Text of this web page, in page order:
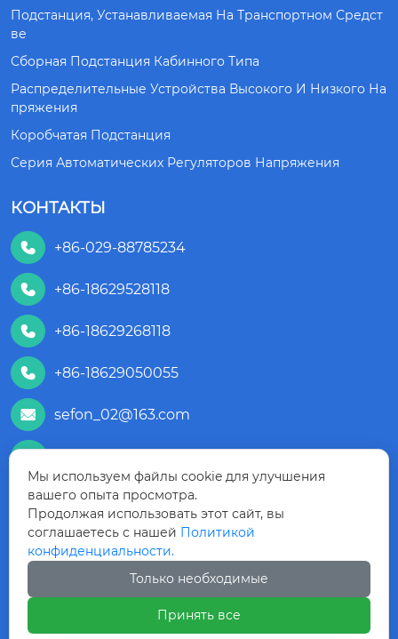
Подстанция, Устанавливаемая На Транспортном Средст
Ве
Сборная Подстанция Кабинного Типа
Распределительные Устройства Высокого И Низкого На
Пряжения
Коробчатая Подстанция
Серия Автоматических Регуляторов Напряжения
КОНТАКТЫ
 +86-029-88785234
 +86-18629528118
 +86-18629268118
 +86-18629050055
 sefon_02@163.com
 +86 18629528118

Комната 1506, корпус В, Международный
Баоде Юнгу, № 52, 1-я улица Джинье, Зона
высоких технологий, город Сиань,
провинция Шэньси, Китай
№ 108, Сихуа-роуд, район Циньду, Сяньян,
Мы используем файлы cookie для улучшения
вашего опыта просмотра.
Продолжая использовать этот сайт, вы
соглашаетесь с нашей Политикой
конфиденциальности.
Только необходимые
Принять все